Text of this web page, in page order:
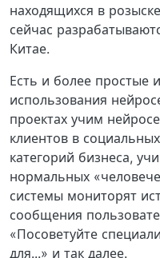
находящихся в
сейчас
Китае.
Есть и более простые
использования
проектах учим
клиентов в
категорий бизнеса,
нормальных
системы мониторят
сообщения
«Посоветуйте
для...» и так далее.